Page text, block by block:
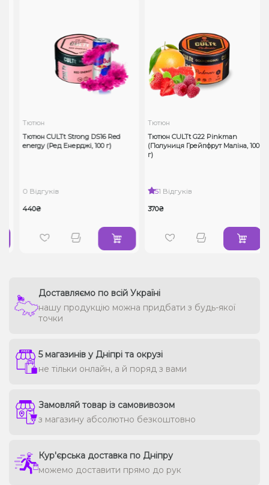
Тютюн
Тютюн CULTt Strong DS16 Red
energy (Ред Енерджі, 100 г)
0 Відгуків
440₴
Тютюн
Тютюн CULTt G22 Pinkman
(Полуниця Грейпфрут Маліна, 100
г)
51 Відгуків
370₴
Доставляємо по всій Україні
нашу продукцію можна придбати з будь-якої
точки
5 магазинів у Дніпрі та окрузі
не тільки онлайн, а й поряд з вами
Замовляй товар із самовивозом
з магазину абсолютно безкоштовно
Кур'єрська доставка по Дніпру
можемо доставити прямо до рук